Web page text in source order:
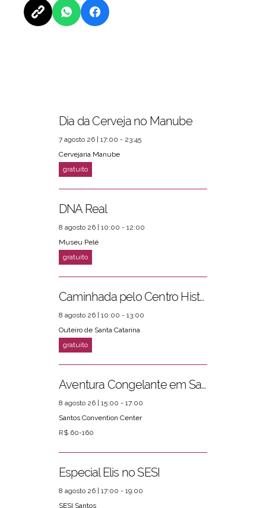
PRÓXIMOS EVENTOS
Dia da Cerveja no Manube
7 agosto 26 | 17:00 - 23:45
Cervejaria Manube
DNA Real
8 agosto 26 | 10:00 - 12:00
Museu Pelé
Caminhada pelo Centro Histórico
8 agosto 26 | 10:00 - 13:00
Outeiro de Santa Catarina
Aventura Congelante em Santos
8 agosto 26 | 15:00 - 17:00
Santos Convention Center
R$ 60-160
Especial Elis no SESI
8 agosto 26 | 17:00 - 19:00
SESI Santos